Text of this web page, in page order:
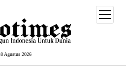
8 Agustus 2026
open
menu